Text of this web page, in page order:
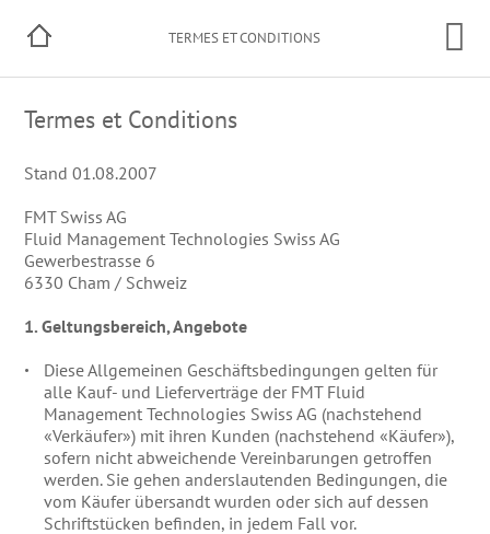
TERMES ET CONDITIONS
Termes et Conditions
Stand 01.08.2007
FMT Swiss AG
Fluid Management Technologies Swiss AG
Gewerbestrasse 6
6330 Cham / Schweiz
1. Geltungsbereich, Angebote
Diese Allgemeinen Geschäftsbedingungen gelten für
alle Kauf- und Lieferverträge der FMT Fluid
Management Technologies Swiss AG (nachstehend
«Verkäufer») mit ihren Kunden (nachstehend «Käufer»),
sofern nicht abweichende Vereinbarungen getroffen
werden. Sie gehen anderslautenden Bedingungen, die
vom Käufer übersandt wurden oder sich auf dessen
Schriftstücken befinden, in jedem Fall vor.